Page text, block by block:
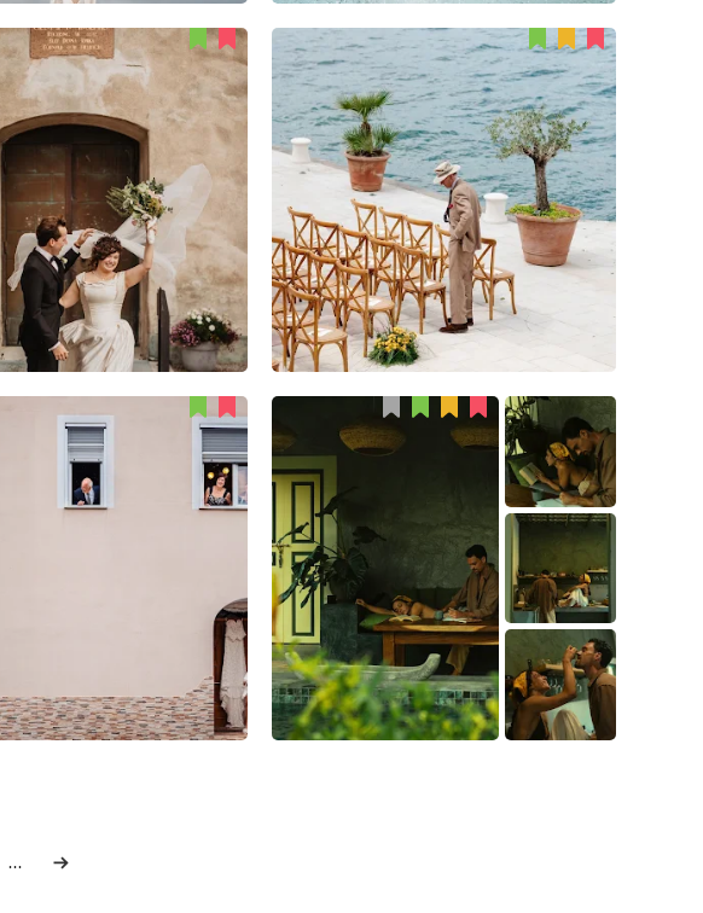
Elina Nomad
58 4 0
Marko Dapčević
67 1 2
Gennaro Longobardi
8 2
...